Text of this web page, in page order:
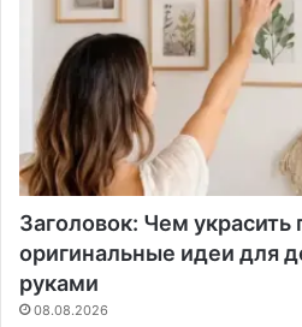
Заголовок: Чем украсить
оригинальные идеи для
руками
08.08.2026